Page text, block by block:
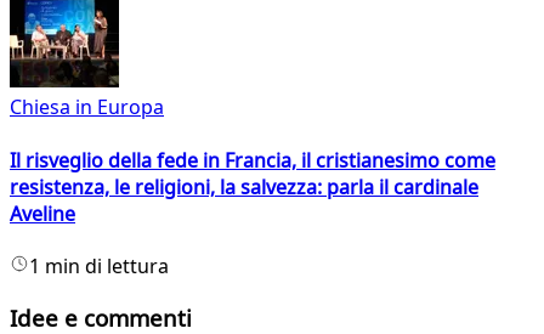
Chiesa in Europa
Il risveglio della fede in Francia, il cristianesimo come
resistenza, le religioni, la salvezza: parla il cardinale
Aveline
1 min di lettura
Idee e commenti